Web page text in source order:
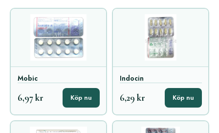
Mobic
6,97 kr Köp nu
Indocin
6,29 kr Köp nu